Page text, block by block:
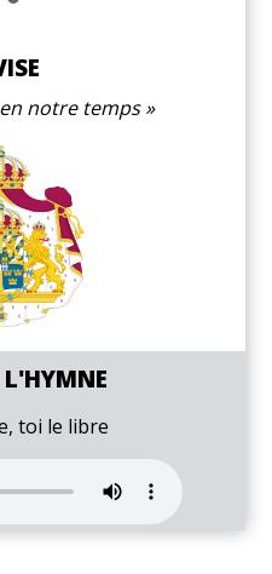
notre temps
L'HYMNE
toi le libre